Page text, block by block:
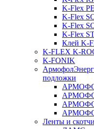
K-Flex PE
K-Flex
K-Flex
K-Flex
Клей K-
K-FLEX K-
K-FONIK
Армофол
подложки
Ленты и